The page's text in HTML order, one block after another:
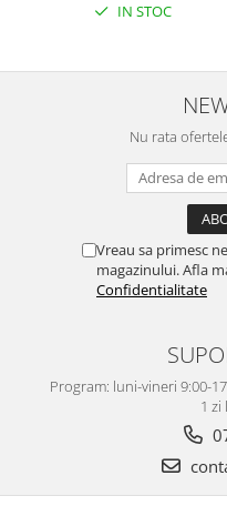
IN STOC
Nu rata
Vreau sa primesc
magazinului. Afla
Confidentialitate
Program: luni-vineri 9:00-
1 zi